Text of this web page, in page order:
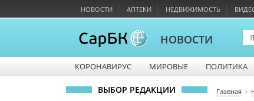
НОВОСТИ АПТЕКИ НЕДВИЖИМОСТЬ
НОВОСТИ
КОРОНАВИРУС МИРОВЫЕ ПОЛИТИКА
ВЫБОР РЕДАКЦИИ Главная